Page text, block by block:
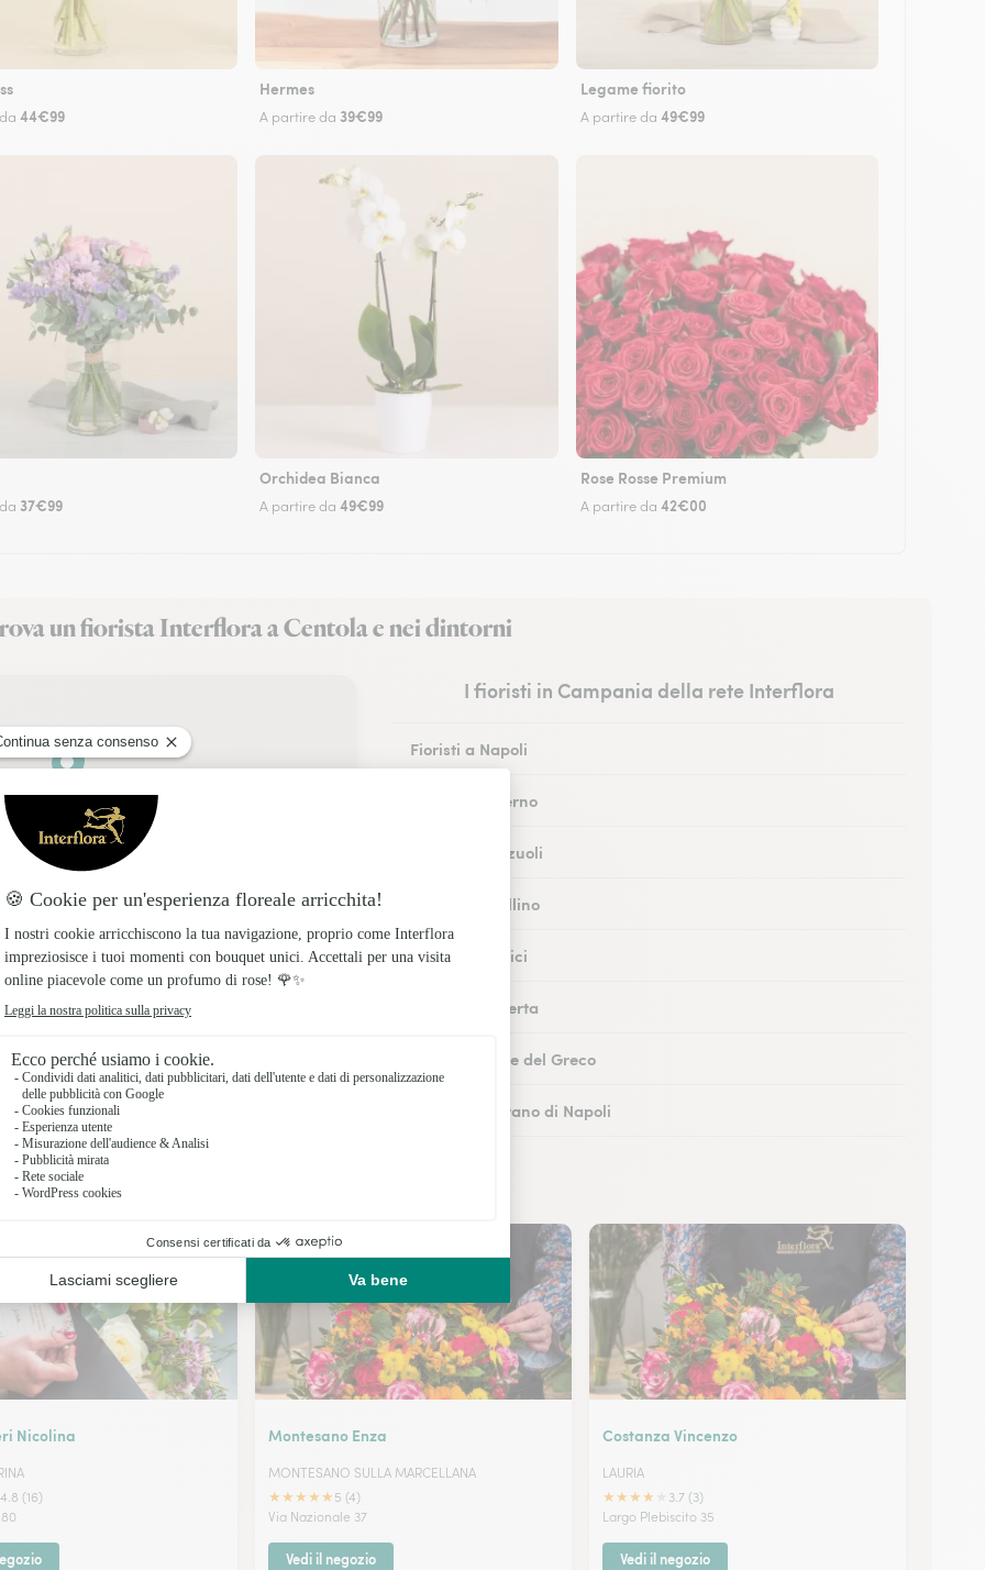
44€99
Hermes
A partire da 39€99
Legame fiorito
A partire da 49€99
37€99
Orchidea Bianca
A partire da 49€99
Rose Rosse Premium
A partire da 42€00
un fiorista Interflora a Centola e nei dintorni
I fioristi in Campania della rete Interflora
Fioristi a Napoli
Fioristi a Salerno
Fioristi a Pozzuoli
Fioristi a Avellino
Fioristi a Portici
Fioristi a Caserta
Fioristi a Torre del Greco
Fioristi a Marano di Napoli
Nicolina
4.8 (16)
Montesano Enza
MONTESANO SULLA MARCELLANA
★★★★★ 5 (4)
Via Nazionale 37
Vedi il negozio
Costanza Vincenzo
LAURIA
★★★★
3.7 (3)
Largo Plebiscito 35
Vedi il negozio